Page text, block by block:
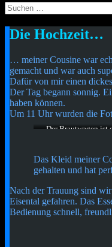
Suche
nach:
Cetheus Blog
Die Hochzeit…
… meiner Cousine war
gemacht und war auch
Dafür von mir einen
Der Tag begann sonnig.
haben können.
Um 11 Uhr wurden die
Der Brautwagen ist
Das Kleid meiner
gehalten und hat
Nach der Trauung sind
Eisental gefahren. Das
Bedienung schnell,